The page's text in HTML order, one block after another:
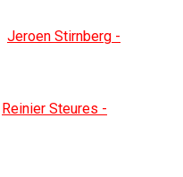
Jeroen Stirnberg -
Reinier Steures -